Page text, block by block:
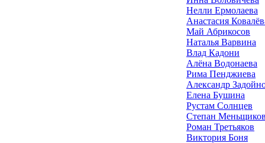
Нелли Ермолаева
Анастасия
Май Абрикосов
Наталья Варвина
Влад Кадони
Алёна Водонаева
Рима Пенджиева
Александр
Елена Бушина
Рустам Солнцев
Степан
Роман Третьяков
Виктория Боня